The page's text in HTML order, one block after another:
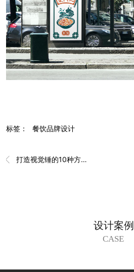
标签： 餐饮品牌设计
 打造视觉锤的10种方法（一）
设计案例
CASE